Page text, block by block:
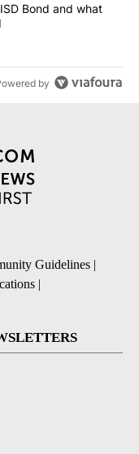
- The EPISD Bond
Bond and what
by
Guidelines |
|